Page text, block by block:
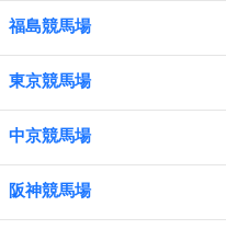
福島競馬場
東京競馬場
中京競馬場
阪神競馬場